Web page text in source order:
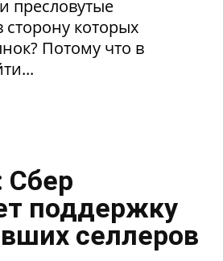
пресловутые
сторону которых
Потому что в
Сбер
поддержку
селлеров